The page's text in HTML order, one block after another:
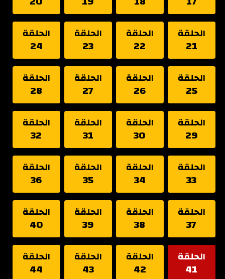
الحلقة
21
الحلقة
22
الحلقة
23
الحلقة
24
الحلقة
25
الحلقة
26
الحلقة
27
الحلقة
28
الحلقة
29
الحلقة
30
الحلقة
31
الحلقة
32
الحلقة
33
الحلقة
34
الحلقة
35
الحلقة
36
الحلقة
37
الحلقة
38
الحلقة
39
الحلقة
40
الحلقة
41
الحلقة
42
الحلقة
43
الحلقة
44